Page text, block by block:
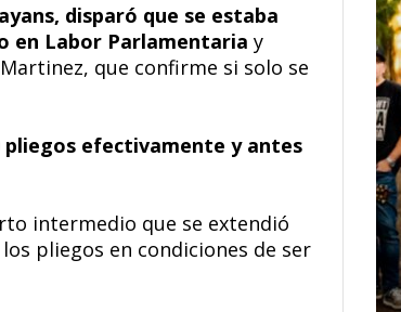
disparó que se estaba
en Labor Parlamentaria y
que confirme si solo se
pliegos efectivamente y antes
intermedio que se extendió
pliegos en condiciones de ser